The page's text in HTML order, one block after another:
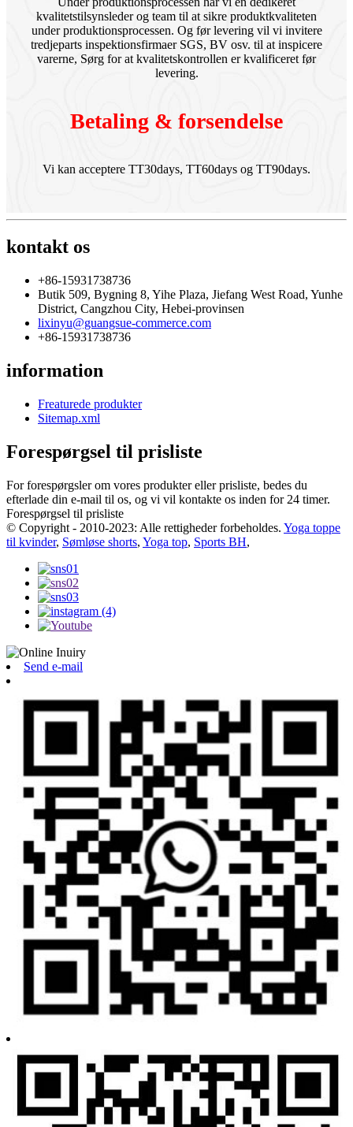
kvalitetstilsynsleder og team til at sikre produktkvaliteten
under produktionsprocessen. Og før levering vil vi invitere
tredjeparts inspektionsfirmaer SGS, BV osv. til at inspicere
varerne, Sørg for at kvalitetskontrollen er kvalificeret før
levering.
Betaling & forsendelse
Vi kan acceptere TT30days, TT60days og TT90days.
kontakt os
+86-15931738736
Butik 509, Bygning 8, Yihe Plaza, Jiefang West Road, Yunhe
District, Cangzhou City, Hebei-provinsen
lixinyu@guangsue-commerce.com
+86-15931738736
information
Freaturede produkter
Sitemap.xml
Forespørgsel til prisliste
For forespørgsler om vores produkter eller prisliste, bedes du
efterlade din e-mail til os, og vi vil kontakte os inden for 24 timer.
Forespørgsel til prisliste
© Copyright - 2010-2023: Alle rettigheder forbeholdes. Yoga toppe
til kvinder, Sømløse shorts, Yoga top, Sports BH,
Send e-mail